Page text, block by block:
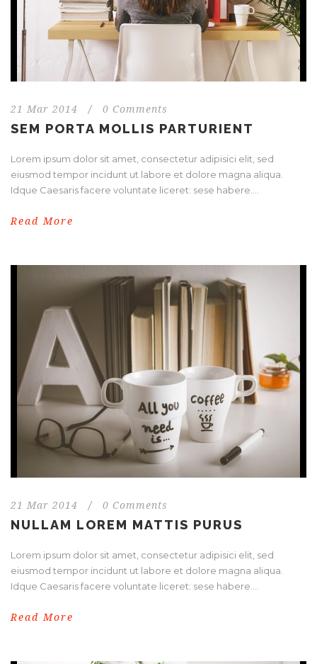
21 Mar 2014 / 0 Comments
SEM PORTA MOLLIS PARTURIENT
Lorem ipsum dolor sit amet, consectetur adipisici elit, sed
eiusmod tempor incidunt ut labore et dolore magna aliqua.
Idque Caesaris facere voluntate liceret: sese habere....
Read More
21 Mar 2014 / 0 Comments
NULLAM LOREM MATTIS PURUS
Lorem ipsum dolor sit amet, consectetur adipisici elit, sed
eiusmod tempor incidunt ut labore et dolore magna aliqua.
Idque Caesaris facere voluntate liceret: sese habere....
Read More